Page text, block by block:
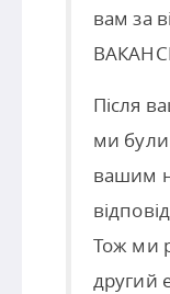
вам за
Після
ми
вашим
Тож ми
другий